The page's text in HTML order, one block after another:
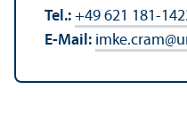
Tel.: +49 621 181-
E-Mail: imke.cram@